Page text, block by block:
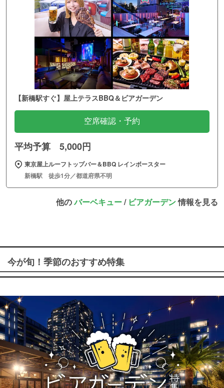
【新橋駅すぐ】屋上テラスBBQ＆ビアガーデン
空席確認・予約
平均予算 5,000円
東京屋上ルーフトップバー＆BBQ レインボースター
新橋駅 徒歩1分／都道府県不明
他のバーベキュー/ ビアガーデン情報を見る
今が旬！季節のおすすめ特集